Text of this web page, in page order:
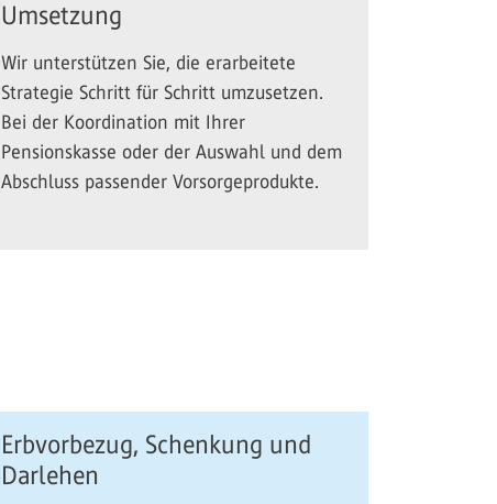
Umsetzung
Wir unterstützen Sie, die erarbeitete
Strategie Schritt für Schritt umzusetzen.
Bei der Koordination mit Ihrer
Pensionskasse oder der Auswahl und dem
Abschluss passender Vorsorgeprodukte.
Erbvorbezug, Schenkung und
Darlehen